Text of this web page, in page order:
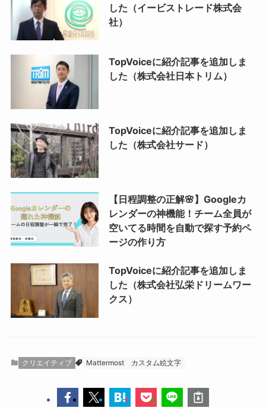
した（イービストレード株式会
社）
TopVoiceに紹介記事を追加しま
した（株式会社日本トリム）
TopVoiceに紹介記事を追加しま
した（株式会社サード）
【日程調整の正解🌸】Googleカ
レンダーの神機能！チーム全員が
空いてる時間を自動で探す予約ペ
ージの作り方
TopVoiceに紹介記事を追加しま
した（株式会社弘栄ドリームワー
クス）
クリエイティブ Mattermost カスタム絵文字